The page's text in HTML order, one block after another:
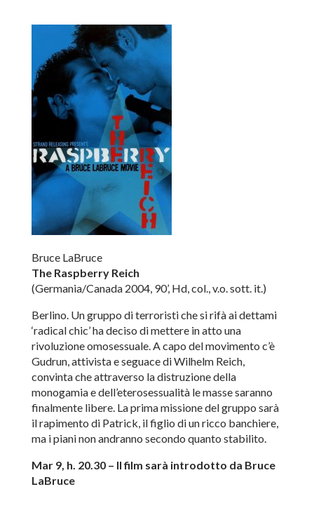
Bruce LaBruce
The Raspberry Reich
(Germania/Canada 2004, 90’, Hd, col., v.o. sott. it.)
Berlino. Un gruppo di terroristi che si rifà ai dettami
‘radical chic’ ha deciso di mettere in atto una
rivoluzione omosessuale. A capo del movimento c’è
Gudrun, attivista e seguace di Wilhelm Reich,
convinta che attraverso la distruzione della
monogamia e dell’eterosessualità le masse saranno
finalmente libere. La prima missione del gruppo sarà
il rapimento di Patrick, il figlio di un ricco banchiere,
ma i piani non andranno secondo quanto stabilito.
Mar 9, h. 20.30 – Il film sarà introdotto da Bruce
LaBruce